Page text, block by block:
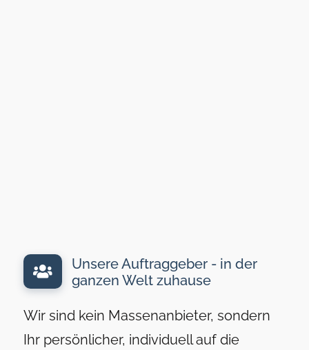
Unsere Auftraggeber - in der
ganzen Welt zuhause
Wir sind kein Massenanbieter, sondern
Ihr persönlicher, individuell auf die